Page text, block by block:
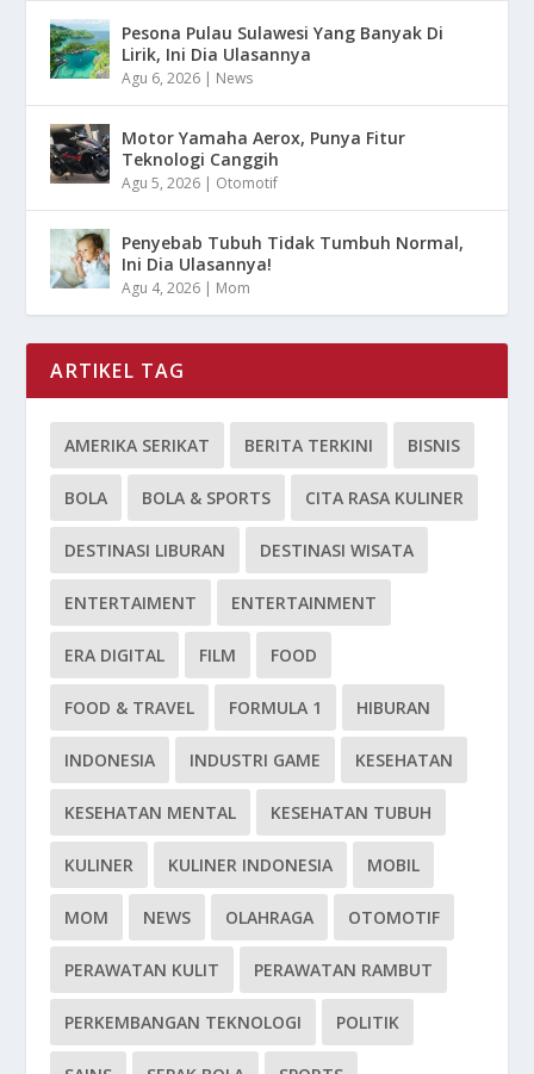
Pesona Pulau Sulawesi Yang Banyak Di
Lirik, Ini Dia Ulasannya
Agu 6, 2026 | News
Motor Yamaha Aerox, Punya Fitur
Teknologi Canggih
Agu 5, 2026 | Otomotif
Penyebab Tubuh Tidak Tumbuh Normal,
Ini Dia Ulasannya!
Agu 4, 2026 | Mom
ARTIKEL TAG
AMERIKA SERIKAT BERITA TERKINI BISNIS
BOLA BOLA & SPORTS CITA RASA KULINER
DESTINASI LIBURAN DESTINASI WISATA
ENTERTAIMENT ENTERTAINMENT
ERA DIGITAL FILM FOOD
FOOD & TRAVEL FORMULA 1 HIBURAN
INDONESIA INDUSTRI GAME KESEHATAN
KESEHATAN MENTAL KESEHATAN TUBUH
KULINER KULINER INDONESIA MOBIL
MOM NEWS OLAHRAGA OTOMOTIF
PERAWATAN KULIT PERAWATAN RAMBUT
PERKEMBANGAN TEKNOLOGI POLITIK